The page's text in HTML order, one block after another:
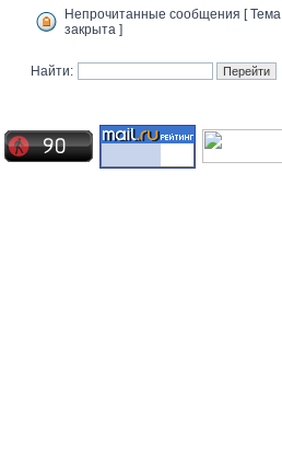
Непрочитанные сообщения [ Тема
закрыта ]
Найти: